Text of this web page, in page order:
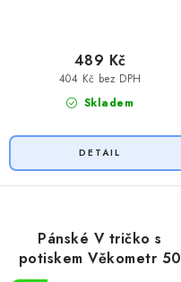
Skladem
404 Kč bez DPH
489 Kč
Pánské V tričko s
potiskem Věkometr 50